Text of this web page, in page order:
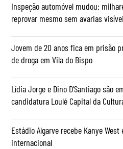
Inspeção automóvel mudou:
reprovar mesmo sem avarias
Jovem de 20 anos fica em prisão
de droga em Vila do Bispo
Lídia Jorge e Dino D’Santiago são
candidatura Loulé Capital da
Estádio Algarve recebe Kanye
internacional